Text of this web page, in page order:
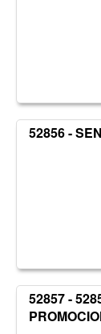
52856 -
52857 -